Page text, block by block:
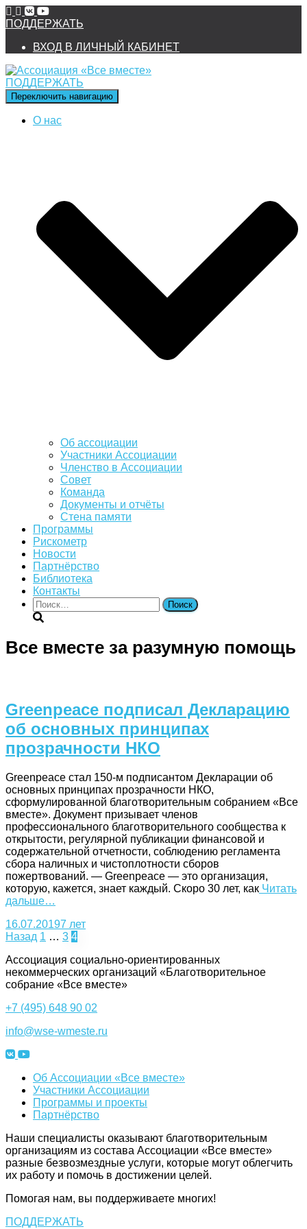
ПОДДЕРЖАТЬ
ВХОД В ЛИЧНЫЙ КАБИНЕТ
ПОДДЕРЖАТЬ
Переключить навигацию
О нас
Об ассоциации
Участники Ассоциации
Членство в Ассоциации
Совет
Команда
Документы и отчёты
Стена памяти
Программы
Рискометр
Новости
Партнёрство
Библиотека
Контакты
Найти:
Все вместе за разумную помощь
Greenpeace подписал Декларацию
об основных принципах
прозрачности НКО
Greenpeace стал 150-м подписантом Декларации об
основных принципах прозрачности НКО,
сформулированной благотворительным собранием «Все
вместе». Документ призывает членов
профессионального благотворительного сообщества к
открытости, регулярной публикации финансовой и
содержательной отчетности, соблюдению регламента
сбора наличных и чистоплотности сборов
пожертвований. — Greenpeace — это организация,
которую, кажется, знает каждый. Скоро 30 лет, как Читать
дальше…
16.07.20197 лет
Навигация
по
записям
Назад 1 … 3 4
Ассоциация cоциально-ориентированных
некоммерческих организаций «Благотворительное
собрание «Все вместе»
+7 (495) 648 90 02
info@wse-wmeste.ru
Об Ассоциации «Все вместе»
Участники Ассоциации
Программы и проекты
Партнёрство
Наши специалисты оказывают благотворительным
организациям из состава Ассоциации «Все вместе»
разные безвозмездные услуги, которые могут облегчить
их работу и помочь в достижении целей.
Помогая нам, вы поддерживаете многих!
ПОДДЕРЖАТЬ